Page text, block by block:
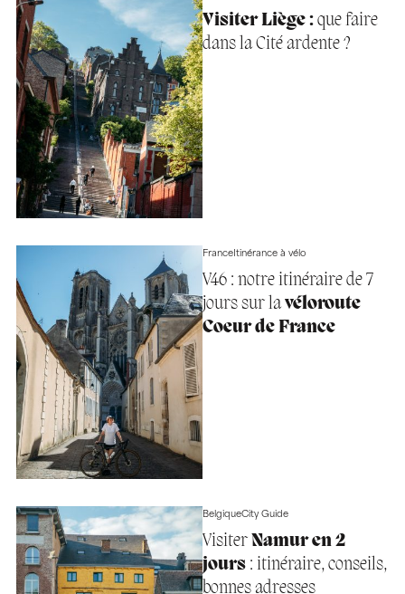
Visiter Liège :que faire
dans la Cité ardente ?
FranceItinérance à vélo
V46 : notre itinéraire de 7
jours sur lavéloroute
Coeur de France
BelgiqueCity Guide
VisiterNamur en 2
jours: itinéraire, conseils,
bonnes adresses